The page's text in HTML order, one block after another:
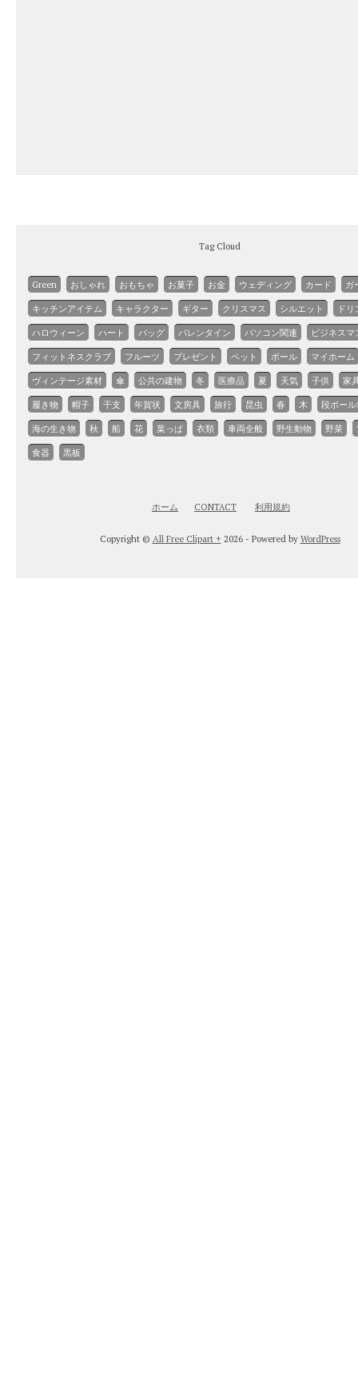
Tag Cloud
Green おしゃれ おもちゃ お菓子 お金 ウェディング カード ガ
キッチンアイテム キャラクター ギター クリスマス シルエット ド
ハロウィーン ハート バッグ バレンタイン パソコン関連 ビジネスマ
フィットネスクラブ フルーツ プレゼント ペット ボール マイホーム
ヴィンテージ素材 傘 公共の建物 冬 医療品 夏 天気 子供 家
履き物 帽子 干支 年賀状 文房具 旅行 昆虫 春 木 段ボー
海の生き物 秋 船 花 葉っぱ 衣類 車両全般 野生動物 野菜
食器 黒板
ホーム CONTACT 利用規約
Copyright © All Free Clipart + 2026 - Powered by WordPress